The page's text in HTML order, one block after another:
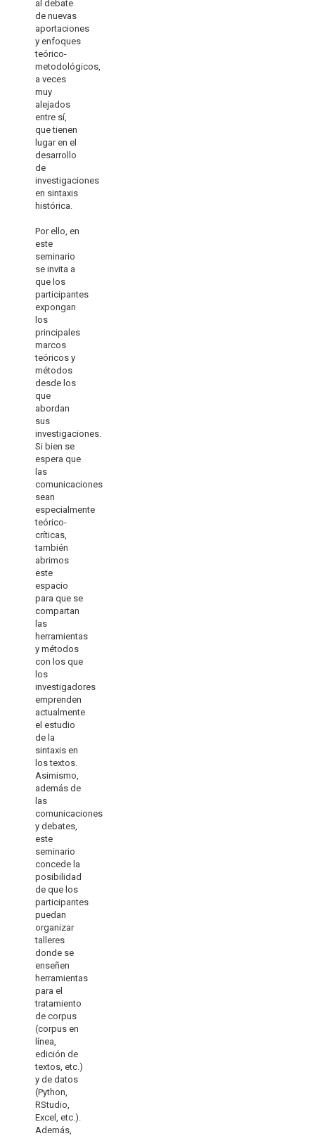
al debate
de nuevas
aportaciones
y enfoques
teórico-
metodológicos,
a veces
muy
alejados
entre sí,
que tienen
lugar en el
desarrollo
de
investigaciones
en sintaxis
histórica.
Por ello, en
este
seminario
se invita a
que los
participantes
expongan
los
principales
marcos
teóricos y
métodos
desde los
que
abordan
sus
investigaciones.
Si bien se
espera que
las
comunicaciones
sean
especialmente
teórico-
críticas,
también
abrimos
este
espacio
para que se
compartan
las
herramientas
y métodos
con los que
los
investigadores
emprenden
actualmente
el estudio
de la
sintaxis en
los textos.
Asimismo,
además de
las
comunicaciones
y debates,
este
seminario
concede la
posibilidad
de que los
participantes
puedan
organizar
talleres
donde se
enseñen
herramientas
para el
tratamiento
de corpus
(corpus en
línea,
edición de
textos, etc.)
y de datos
(Python,
RStudio,
Excel, etc.).
Además,